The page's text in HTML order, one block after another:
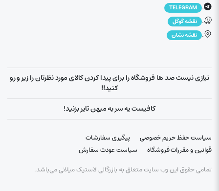
.
TELEGRAM
. نقشه گوگل
. نقشه نشان
نیازی نیست صد ها فروشگاه را برای پیدا کردن کالای مورد نظرتان را زیر و رو
کنید!!
کافیست یه سر به میهن تایر بزنید!
سیاست حفظ حریم خصوصی
پیگیری سفارشات
قوانین و مقررات فروشگاه
سیاست عودت سفارش
تمامی حقوق این وب سایت متعلق به بازرگانی لاستیک میلانی می‌باشد.